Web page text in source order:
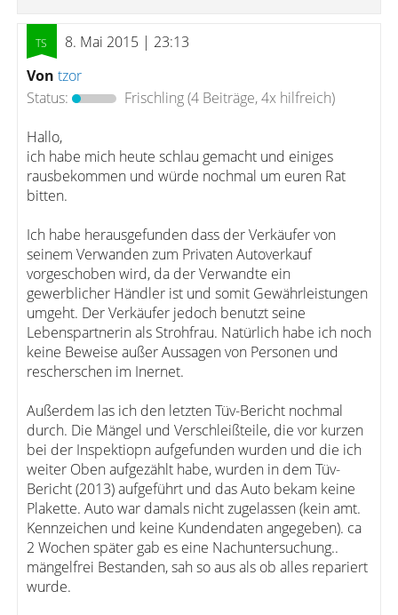
8. Mai 2015 | 23:13
Von tzor
Status:
Frischling(4 Beiträge, 4x hilfreich)
Hallo,
ich habe mich heute schlau gemacht und einiges
rausbekommen und würde nochmal um euren Rat
bitten.
Ich habe herausgefunden dass der Verkäufer von
seinem Verwanden zum Privaten Autoverkauf
vorgeschoben wird, da der Verwandte ein
gewerblicher Händler ist und somit Gewährleistungen
umgeht. Der Verkäufer jedoch benutzt seine
Lebenspartnerin als Strohfrau. Natürlich habe ich noch
keine Beweise außer Aussagen von Personen und
rescherschen im Inernet.
Außerdem las ich den letzten Tüv-Bericht nochmal
durch. Die Mängel und Verschleißteile, die vor kurzen
bei der Inspektiopn aufgefunden wurden und die ich
weiter Oben aufgezählt habe, wurden in dem Tüv-
Bericht (2013) aufgeführt und das Auto bekam keine
Plakette. Auto war damals nicht zugelassen (kein amt.
Kennzeichen und keine Kundendaten angegeben). ca
2 Wochen später gab es eine Nachuntersuchung..
mängelfrei Bestanden, sah so aus als ob alles repariert
wurde.